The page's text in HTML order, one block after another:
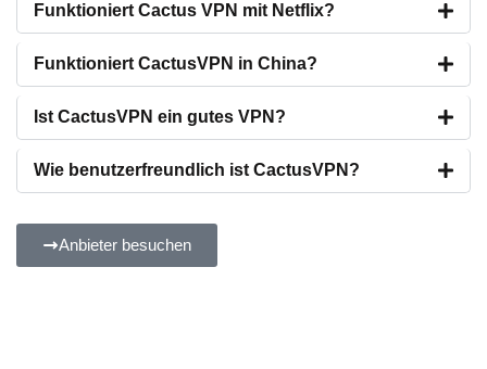
Funktioniert Cactus VPN mit Netflix?
Funktioniert CactusVPN in China?
Ist CactusVPN ein gutes VPN?
Wie benutzerfreundlich ist CactusVPN?
Anbieter besuchen